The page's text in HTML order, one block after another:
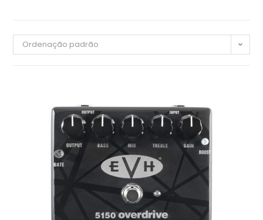
Ordenação padrão